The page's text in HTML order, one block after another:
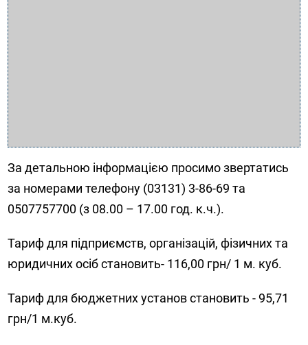
За детальною інформацією просимо звертатись
за номерами телефону (03131) 3-86-69 та
0507757700 (з 08.00 – 17.00 год. к.ч.).
Тариф для підприємств, організацій, фізичних та
юридичних осіб становить- 116,00 грн/ 1 м. куб.
Тариф для бюджетних установ становить - 95,71
грн/1 м.куб.